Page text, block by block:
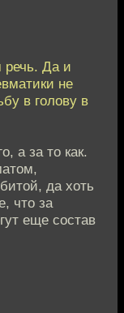
речь. Да и
не
в голову в
а за то как.
да хоть
что за
еще состав